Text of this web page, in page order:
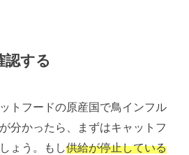
認する
トフードの原産国で鳥インフル
分かったら、まずはキャットフ
ょう。もし供給が停止している